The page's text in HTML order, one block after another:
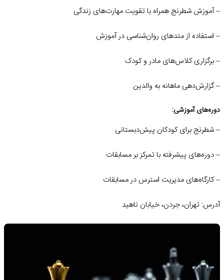
– آموزش شطرنج همراه با تقویت مهارت‌های زندگی
– استفاده از متدهای روان‌شناسی در آموزش
– برگزاری کلاس‌های مادر و کودک
– گزارش‌دهی ماهانه به والدین
دوره‌های آموزشی:
– شطرنج برای کودکان پیش‌دبستانی
– دوره‌های پیشرفته با تمرکز بر مسابقات
– کارگاه‌های مدیریت استرس در مسابقات
آدرس: تهران، جردن، خیابان ناهید